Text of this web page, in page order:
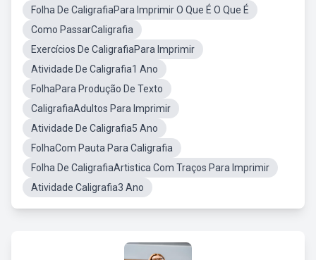
Folha De CaligrafiaPara Imprimir O Que É O Que É
Como PassarCaligrafia
Exercícios De CaligrafiaPara Imprimir
Atividade De Caligrafia1 Ano
FolhaPara Produção De Texto
CaligrafiaAdultos Para Imprimir
Atividade De Caligrafia5 Ano
FolhaCom Pauta Para Caligrafia
Folha De CaligrafiaArtistica Com Traços Para Imprimir
Atividade Caligrafia3 Ano